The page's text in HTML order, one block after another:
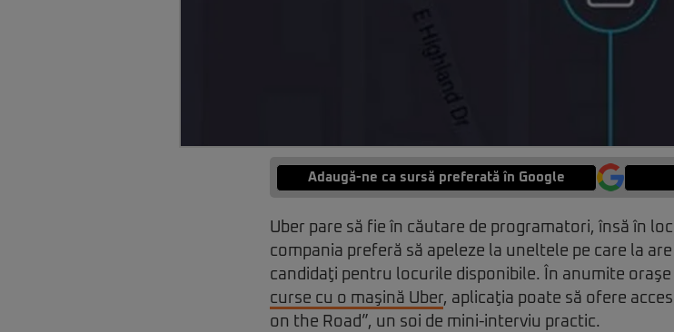
Adaugă-ne ca sursă preferată în Google
Uber pare să fie în căutare de programatori, însă în
compania preferă să apeleze la uneltele pe care la
candidaţi pentru locurile disponibile. În anumite oraşe
curse cu o maşină Uber, aplicaţia poate să ofere
on the Road”, un soi de mini-interviu practic.